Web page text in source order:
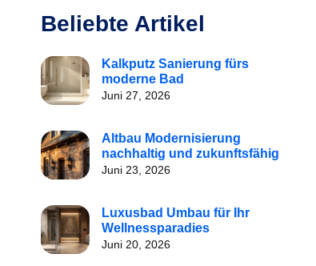
Beliebte Artikel
Kalkputz Sanierung fürs
moderne Bad
Juni 27, 2026
Altbau Modernisierung
nachhaltig und zukunftsfähig
Juni 23, 2026
Luxusbad Umbau für Ihr
Wellnessparadies
Juni 20, 2026